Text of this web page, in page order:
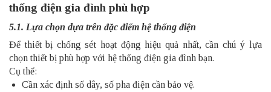
thống điện gia đình phù hợp
5.1. Lựa chọn dựa trên đặc điểm hệ thống điện
Để thiết bị chống sét hoạt động hiệu quả nhất, cần chú ý lựa
chọn thiết bị phù hợp với hệ thống điện gia đình bạn.
Cụ thể:
Cần xác định số dây, số pha điện cần bảo vệ.